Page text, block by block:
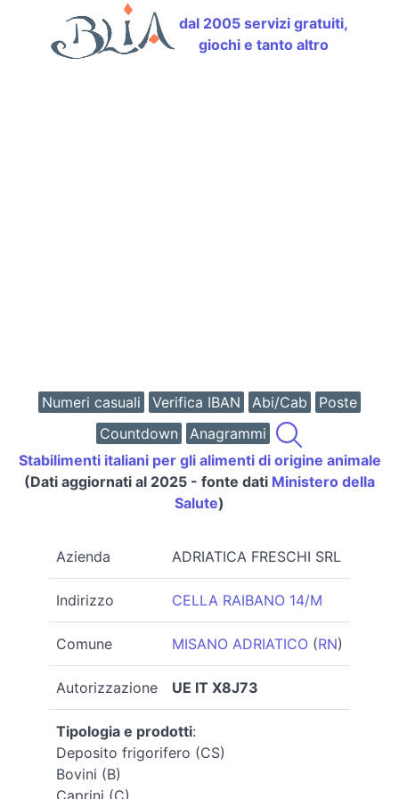
dal 2005 servizi gratuiti,
giochi e tanto altro
Numeri casuali Verifica IBAN Abi/Cab
Poste
Countdown
Anagrammi
Stabilimenti italiani per gli alimenti di origine animale
(Dati aggiornati al 2025 - fonte dati Ministero della
Salute)
Azienda ADRIATICA FRESCHI SRL
Indirizzo CELLA RAIBANO 14/M
Comune MISANO ADRIATICO (RN)
Autorizzazione UE IT X8J73
Tipologia e prodotti:
Deposito frigorifero (CS)
Bovini (B)
Caprini (C)